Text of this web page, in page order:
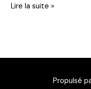
Lire la suite »
Propulsé